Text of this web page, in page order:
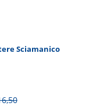
Sciamanico